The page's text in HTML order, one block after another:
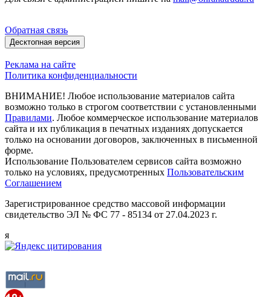
Обратная связь
Десктопная версия
Реклама на сайте
Политика конфиденциальности
ВНИМАНИЕ! Любое использование материалов сайта
возможно только в строгом соответствии с установленными
Правилами. Любое коммерческое использование материалов
сайта и их публикация в печатных изданиях допускается
только на основании договоров, заключенных в письменной
форме.
Использование Пользователем сервисов сайта возможно
только на условиях, предусмотренных Пользовательским
Соглашением
Зарегистрированное средство массовой информации
свидетельство ЭЛ № ФС 77 - 85134 от 27.04.2023 г.
я